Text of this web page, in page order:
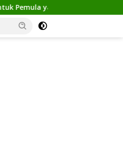
Ingin Tampil Gagah